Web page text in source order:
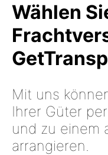
Wählen
Mit uns
Ihrer Güter
und zu einem
arrangieren.